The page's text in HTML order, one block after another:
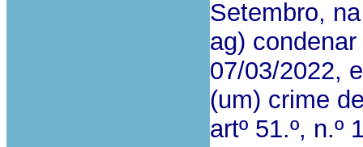
Setembro,
ag)
07/03/2022,
(um) crime
artº 51.º, n.º